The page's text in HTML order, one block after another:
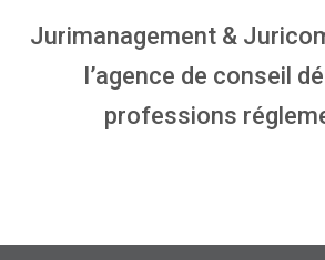
Jurimanagement &
l’agence de conseil
professions